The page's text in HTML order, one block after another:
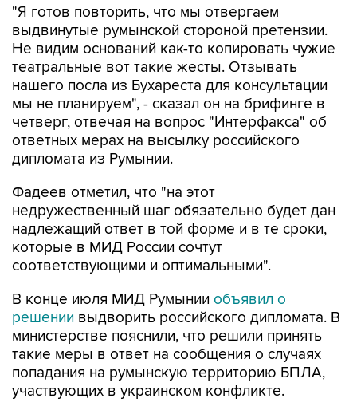
Не видим оснований как-то копировать чужие
театральные вот такие жесты. Отзывать
нашего посла из Бухареста для консультации
мы не планируем", - сказал он на брифинге в
четверг, отвечая на вопрос "Интерфакса" об
ответных мерах на высылку российского
дипломата из Румынии.
Фадеев отметил, что "на этот
надлежащий ответ в той форме и в те сроки,
которые в МИД России сочтут
соответствующими и оптимальными".
В конце июля МИД Румынииобъявил о
министерстве пояснили, что решили принять
такие меры в ответ на сообщения о случаях
попадания на румынскую территорию БПЛА,
участвующих в украинском конфликте.